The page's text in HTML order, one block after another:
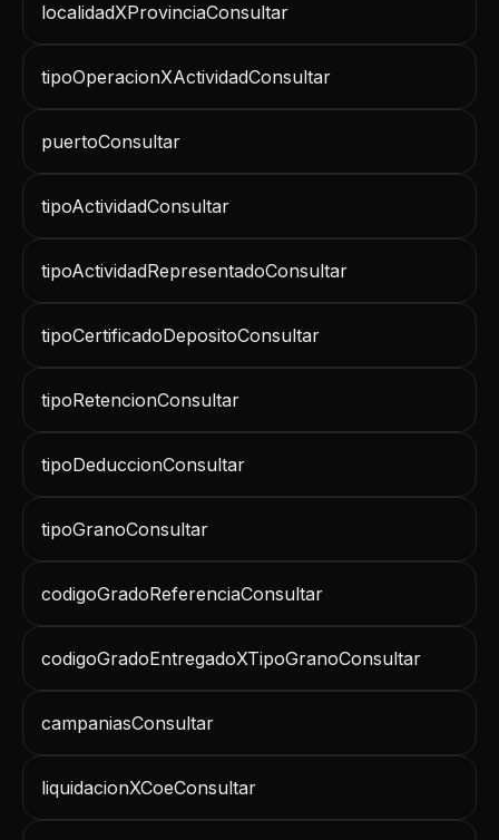
localidadXProvinciaConsultar
tipoOperacionXActividadConsultar
puertoConsultar
tipoActividadConsultar
tipoActividadRepresentadoConsultar
tipoCertificadoDepositoConsultar
tipoRetencionConsultar
tipoDeduccionConsultar
tipoGranoConsultar
codigoGradoReferenciaConsultar
codigoGradoEntregadoXTipoGranoConsultar
campaniasConsultar
liquidacionXCoeConsultar